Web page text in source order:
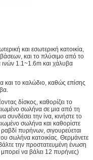
και εσωτερική κατοικία,
και το πλύσιμο από το
1.1~1.6m και χάλυβα
και το καλώδιο, καθώς επίσης
δίσκος, καθορίζει το
σωλήνα σε μια από τη
συνδέσει την ίνα, κινήστε το
σωλήνα και καθορίστε
ραβδί πυρήνων, σιγουρεύεται
σωλήνα κατοικίας. Θερμάνετε
την προστατευμένη ένωση
να βάλει 12 πυρήνες)